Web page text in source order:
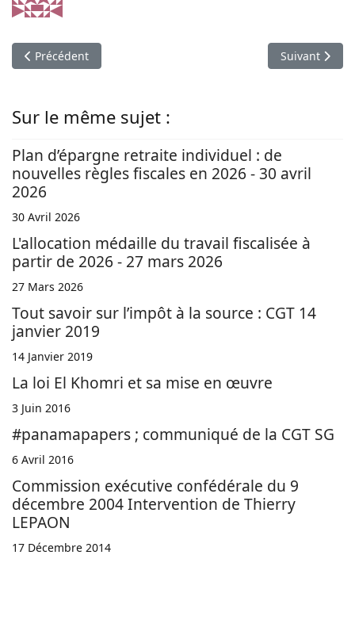
Article précédent : AG 2026 : Donner sa procuration (.... via
Précédent Article
Suivant
Sur le même sujet :
Plan d’épargne retraite individuel : de
nouvelles règles fiscales en 2026 - 30 avril
2026
30 Avril 2026
L'allocation médaille du travail fiscalisée à
partir de 2026 - 27 mars 2026
27 Mars 2026
Tout savoir sur l’impôt à la source : CGT 14
janvier 2019
14 Janvier 2019
La loi El Khomri et sa mise en œuvre
3 Juin 2016
‪#‎panamapapers ; communiqué de la CGT SG
6 Avril 2016
Commission exécutive confédérale du 9
décembre 2004 Intervention de Thierry
LEPAON
17 Décembre 2014